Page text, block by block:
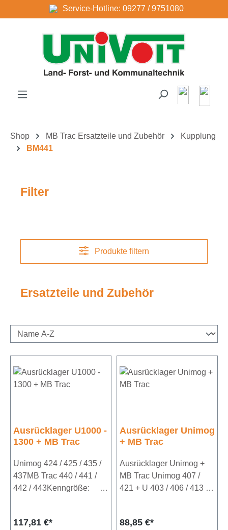
Zum Hauptinhalt springenService-Hotline: 09277 / 9751080
Shop MB Trac Ersatzteile und Zubehör
Kupplung
BM441
Filter
Produkte filtern
Ersatzteile und Zubehör
Ausrücklager U1000 -
1300 + MB Trac
Unimog 424 / 425 / 435 /
437MB Trac 440 / 441 /
442 / 443Kenngröße:
140
Regulärer Preis:
117,81 €*
Ausrücklager Unimog
+ MB Trac
Ausrücklager Unimog +
MB Trac Unimog 407 /
421 + U 403 / 406 / 413 /
GR-
Regulärer Preis:
88,85 €*